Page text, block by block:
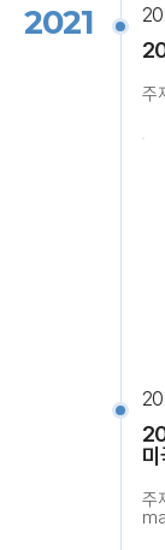
2021
주
주